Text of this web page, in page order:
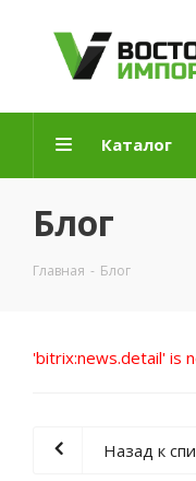
Каталог
Блог
Главная - Блог
'bitrix:news.detail' is
Назад к